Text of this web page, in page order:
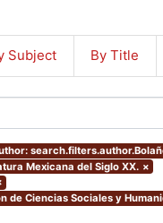
Subject By Title
Mexicana del Siglo XX. ×
de Ciencias Sociales y